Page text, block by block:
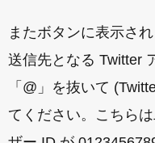
またボタンに表示さ
送信先となる Twitter
「@」を抜いて
てください。こちら